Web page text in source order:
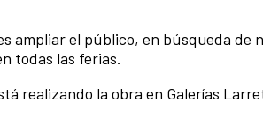
ampliar el público, en búsqueda de
todas las ferias.
realizando la obra en Galerías